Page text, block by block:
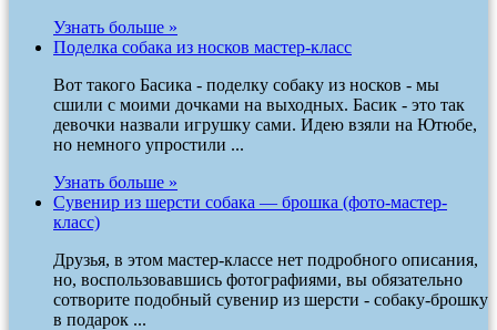
Узнать больше »
Поделка собака из носков мастер-класс
Вот такого Басика - поделку собаку из носков - мы
сшили с моими дочками на выходных. Басик - это так
девочки назвали игрушку сами. Идею взяли на Ютюбе,
но немного упростили ...
Узнать больше »
Сувенир из шерсти собака — брошка (фото-мастер-
класс)
Друзья, в этом мастер-классе нет подробного описания,
но, воспользовавшись фотографиями, вы обязательно
сотворите подобный сувенир из шерсти - собаку-брошку
в подарок ...